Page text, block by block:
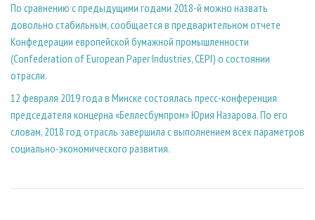
По сравнению с предыдущими годами 2018-й можно назвать
довольно стабильным, сообщается в предварительном отчете
Конфедерации европейской бумажной промышленности
(Confederation of European Paper Industries, CEPI) о состоянии
отрасли.
12 февраля 2019 года в Минске состоялась пресс-конференция
председателя концерна «Беллесбумпром» Юрия Назарова. По его
словам, 2018 год отрасль завершила с выполнением всех параметров
социально-экономического развития.